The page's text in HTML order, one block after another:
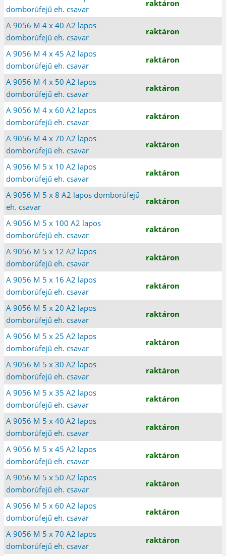
domborúfejű eh. csavar
raktáron
A 9056 M 4 x 40 A2 lapos
domborúfejű eh. csavar
raktáron
A 9056 M 4 x 45 A2 lapos
domborúfejű eh. csavar
raktáron
A 9056 M 4 x 50 A2 lapos
domborúfejű eh. csavar
raktáron
A 9056 M 4 x 60 A2 lapos
domborúfejű eh. csavar
raktáron
A 9056 M 4 x 70 A2 lapos
domborúfejű eh. csavar
raktáron
A 9056 M 5 x 10 A2 lapos
domborúfejű eh. csavar
raktáron
A 9056 M 5 x 8 A2 lapos domborúfejű
eh. csavar
raktáron
A 9056 M 5 x 100 A2 lapos
domborúfejű eh. csavar
raktáron
A 9056 M 5 x 12 A2 lapos
domborúfejű eh. csavar
raktáron
A 9056 M 5 x 16 A2 lapos
domborúfejű eh. csavar
raktáron
A 9056 M 5 x 20 A2 lapos
domborúfejű eh. csavar
raktáron
A 9056 M 5 x 25 A2 lapos
domborúfejű eh. csavar
raktáron
A 9056 M 5 x 30 A2 lapos
domborúfejű eh. csavar
raktáron
A 9056 M 5 x 35 A2 lapos
domborúfejű eh. csavar
raktáron
A 9056 M 5 x 40 A2 lapos
domborúfejű eh. csavar
raktáron
A 9056 M 5 x 45 A2 lapos
domborúfejű eh. csavar
raktáron
A 9056 M 5 x 50 A2 lapos
domborúfejű eh. csavar
raktáron
A 9056 M 5 x 60 A2 lapos
domborúfejű eh. csavar
raktáron
A 9056 M 5 x 70 A2 lapos
domborúfejű eh. csavar
raktáron